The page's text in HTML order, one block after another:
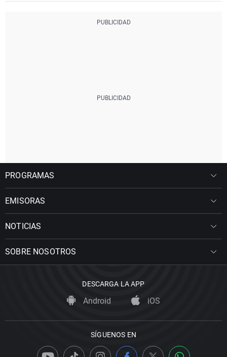
PROGRAMAS
EMISORAS
NOTICIAS
SOBRE NOSOTROS
DESCARGA LA APP
Android iOS
SÍGUENOS EN